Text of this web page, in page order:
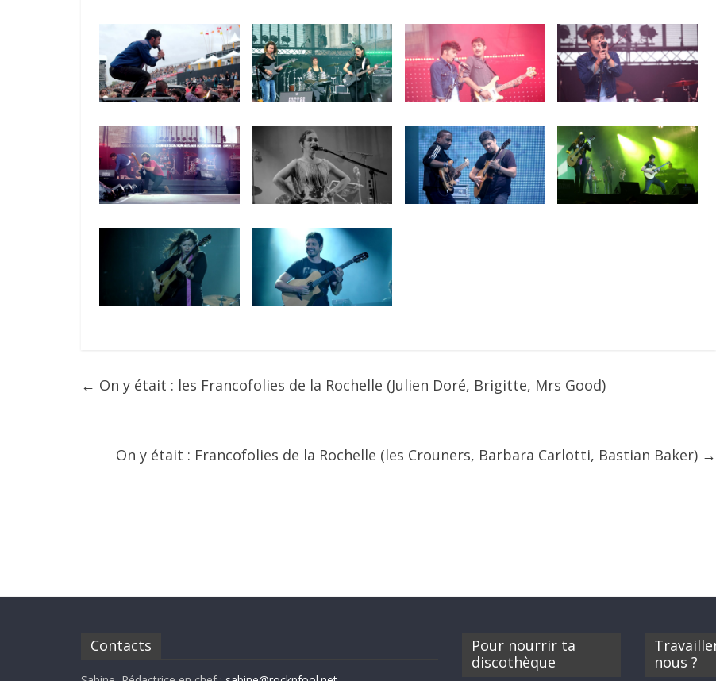
← On y était : les Francofolies de la Rochelle (Julien Doré, Brigitte, Mrs Good)
On y était : Francofolies de la Rochelle (les Crouners, Barbara Carlotti, Bastian Baker) →
Contacts
Pour nourrir ta
discothèque
nous ?